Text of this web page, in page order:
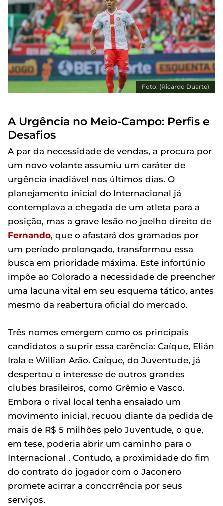
Foto: (Ricardo Duarte)
A Urgência no Meio-Campo: Perfis e
Desafios
A par da necessidade de vendas, a procura por
um novo volante assumiu um caráter de
urgência inadiável nos últimos dias. O
planejamento inicial do Internacional já
contemplava a chegada de um atleta para a
posição, mas a grave lesão no joelho direito de
Fernando, que o afastará dos gramados por
um período prolongado, transformou essa
busca em prioridade máxima. Este infortúnio
impõe ao Colorado a necessidade de preencher
uma lacuna vital em seu esquema tático, antes
mesmo da reabertura oficial do mercado.
Três nomes emergem como os principais
candidatos a suprir essa carência: Caíque, Elián
Irala e Willian Arão. Caíque, do Juventude, já
despertou o interesse de outros grandes
clubes brasileiros, como Grêmio e Vasco.
Embora o rival local tenha ensaiado um
movimento inicial, recuou diante da pedida de
mais de R$ 5 milhões pelo Juventude, o que,
em tese, poderia abrir um caminho para o
Internacional . Contudo, a proximidade do fim
do contrato do jogador com o Jaconero
promete acirrar a concorrência por seus
serviços.